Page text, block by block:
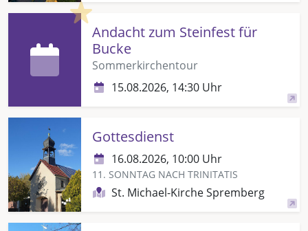
Highlight
Andacht zum Steinfest für
Bucke
Sommerkirchentour
15.08.2026, 14:30 Uhr
Gottesdienst
16.08.2026, 10:00 Uhr
11. SONNTAG NACH TRINITATIS
St. Michael-Kirche Spremberg